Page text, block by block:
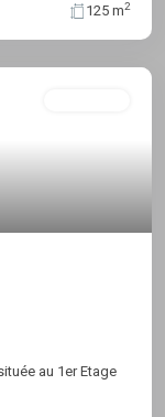
125 m2
au 1er Etage